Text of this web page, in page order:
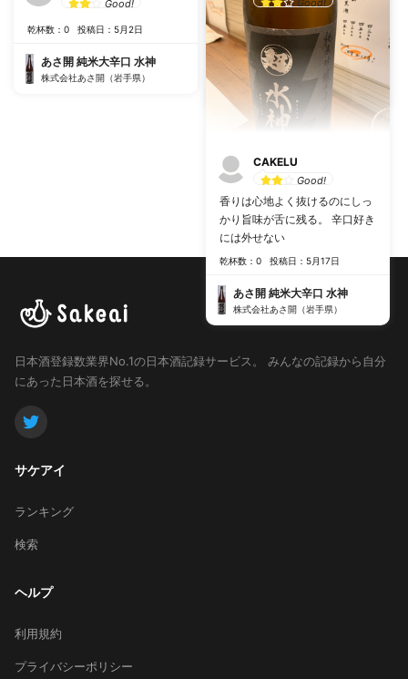
2020/12/11
乾杯数：0 投稿日：5月16日
あさ開 純米大辛口 水神
株式会社あさ開（岩手県）
CAKELU
Good!
香りは心地よく抜けるのにしっ
かり旨味が舌に残る。 辛口好き
には外せない
乾杯数：0 投稿日：5月17日
あさ開 純米大辛口 水神
株式会社あさ開（岩手県）
Good!
乾杯数：0 投稿日：5月2日
あさ開 純米大辛口 水神
株式会社あさ開（岩手県）
日本酒登録数業界No.1の日本酒記録サービス。
みんなの記録から自分
にあった日本酒を探せる。
サケアイ
ランキング
検索
ヘルプ
利用規約
プライバシーポリシー